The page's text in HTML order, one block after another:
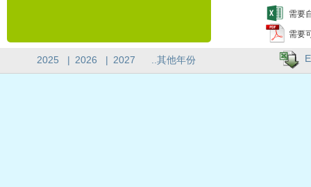
需要
需要
2025 | 2026 | 2027 ..其他年份